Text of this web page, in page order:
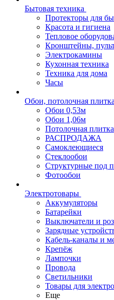
Бытовая техника
Протекторы для
Красота и гигиена
Тепловое
Кронштейны,
Электрокамины
Кухонная техника
Техника для дома
Часы
Обои, потолочная плитка
Обои 0,53м
Обои 1,06м
Потолочная плитка
РАСПРОДАЖА
Самоклеющиеся
Стеклообои
Структурные под
Фотообои
Электротовары
Аккумуляторы
Батарейки
Выключатели и
Зарядные
Кабель-каналы и
Крепёж
Лампочки
Провода
Светильники
Товары для
Еще